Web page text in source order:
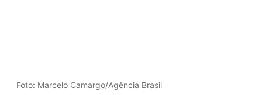
Foto: Marcelo Camargo/Agência Brasil